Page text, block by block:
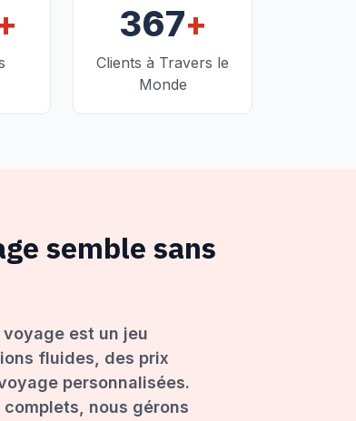
367+
Clients à Travers le
Monde
semble sans
est un jeu
fluides, des prix
personnalisées.
nous gérons